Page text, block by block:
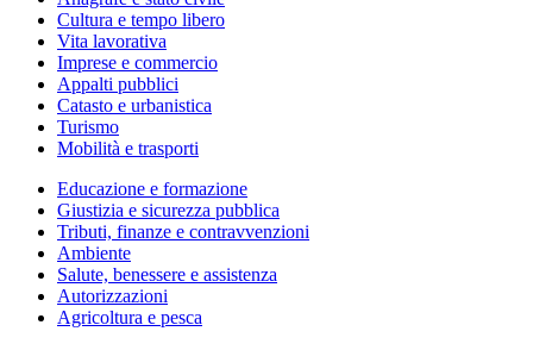
Cultura e tempo libero
Vita lavorativa
Imprese e commercio
Appalti pubblici
Catasto e urbanistica
Turismo
Mobilità e trasporti
Educazione e formazione
Giustizia e sicurezza pubblica
Tributi, finanze e contravvenzioni
Ambiente
Salute, benessere e assistenza
Autorizzazioni
Agricoltura e pesca